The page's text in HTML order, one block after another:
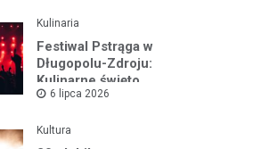
Kulinaria
Festiwal Pstrąga w
Długopolu-Zdroju:
Kulinarne święto
przyciągnęło rzesze
6 lipca 2026
Kultura